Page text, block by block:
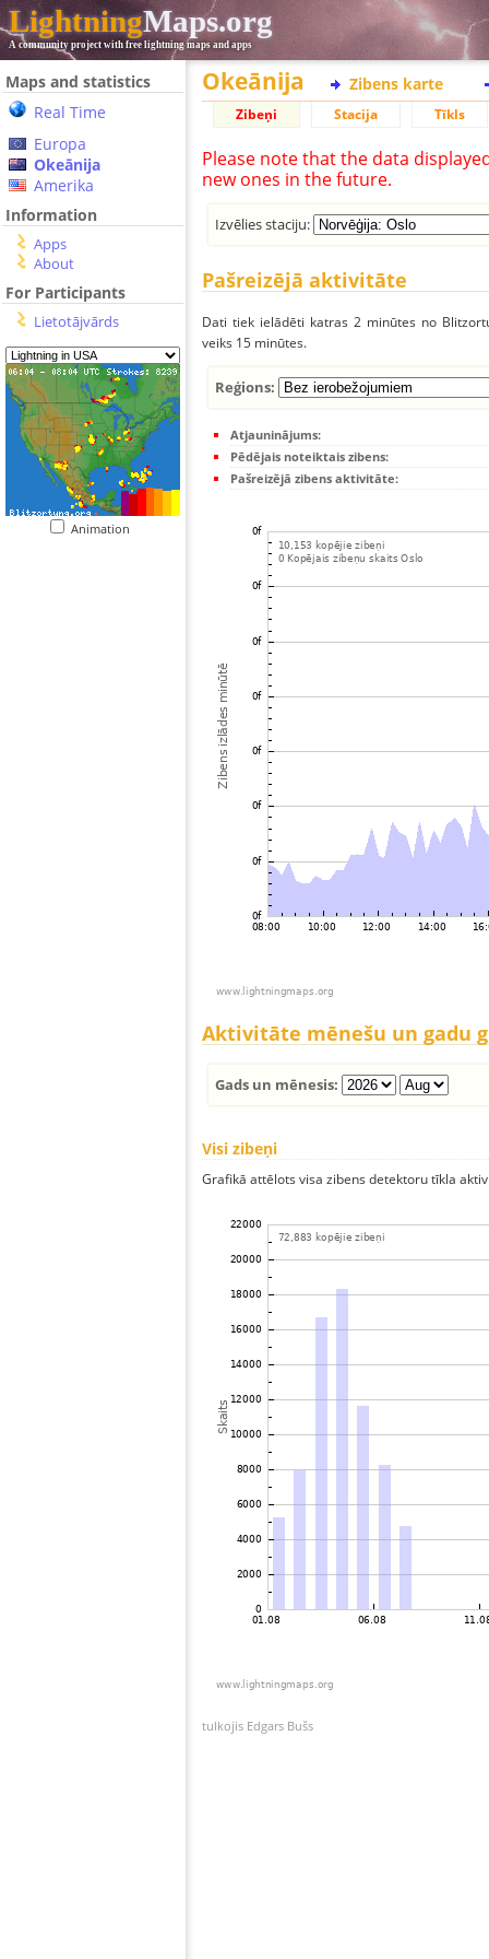
LightningMaps.org
A community project with free lightning maps and apps
Maps and statistics
Real Time
Europa
Okeānija
Amerika
Information
Apps
About
For Participants
Lietotājvārds
Animation
Okeānija Zibens karte
Zibeņi Stacija Tīkls
Please note that the data
new ones in the future.
Izvēlies staciju:
Pašreizējā aktivitāte
Dati tiek ielādēti katras 2 minūtes no
veiks 15 minūtes.
Reģions:
Atjauninājums:
Pēdējais noteiktais zibens:
Pašreizējā zibens aktivitāte:
Aktivitāte mēnešu un gadu
Gads un mēnesis:
Visi zibeņi
Grafikā attēlots visa zibens detektoru tīkla
tulkojis Edgars Bušs